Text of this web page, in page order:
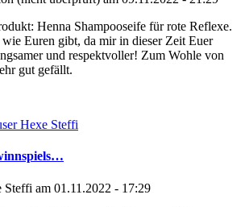
Henna Shampooseife für rote Reflexe.
wie Euren gibt, da mir in dieser Zeit Euer
und respektvoller! Zum Wohle von
gut gefällt.
Steffi am 01.11.2022 - 17:29